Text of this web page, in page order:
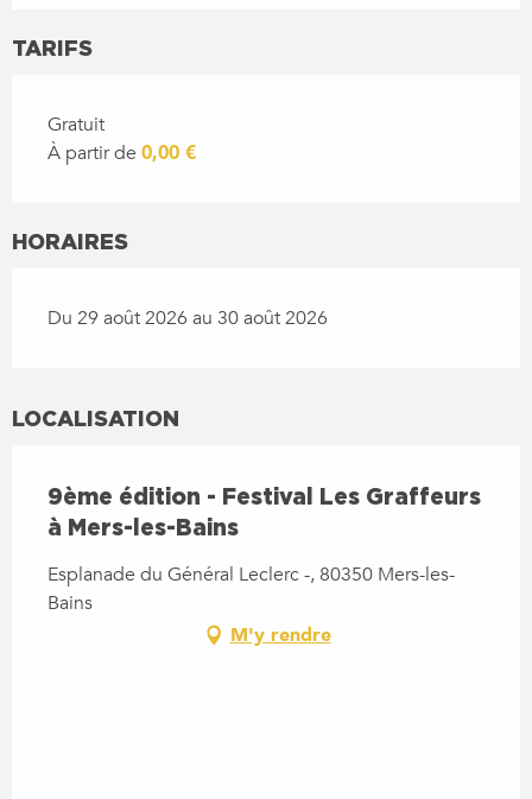
TARIFS
Gratuit
À partir de 0,00 €
HORAIRES
Du 29 août 2026 au 30 août 2026
LOCALISATION
9ème édition - Festival Les Graffeurs
à Mers-les-Bains
Esplanade du Général Leclerc -, 80350 Mers-les-
Bains
M'y rendre